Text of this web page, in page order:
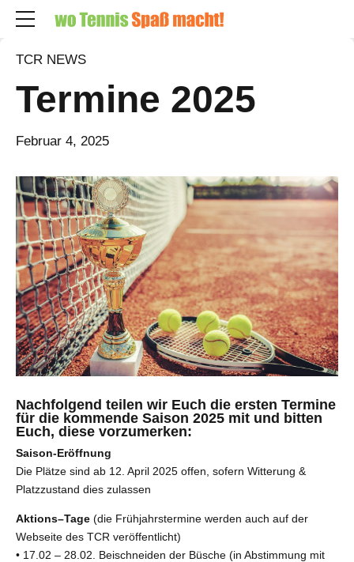
TCR NEWS
Termine 2025
Februar 4, 2025
Nachfolgend teilen wir Euch die ersten Termine
für die kommende Saison 2025 mit und bitten
Euch, diese vorzumerken:
Saison-Eröffnung
Die Plätze sind ab 12. April 2025 offen, sofern Witterung &
Platzzustand dies zulassen
Aktions–Tage (die Frühjahrstermine werden auch auf der
Webseite des TCR veröffentlicht)
• 17.02 – 28.02. Beischneiden der Büsche (in Abstimmung mit